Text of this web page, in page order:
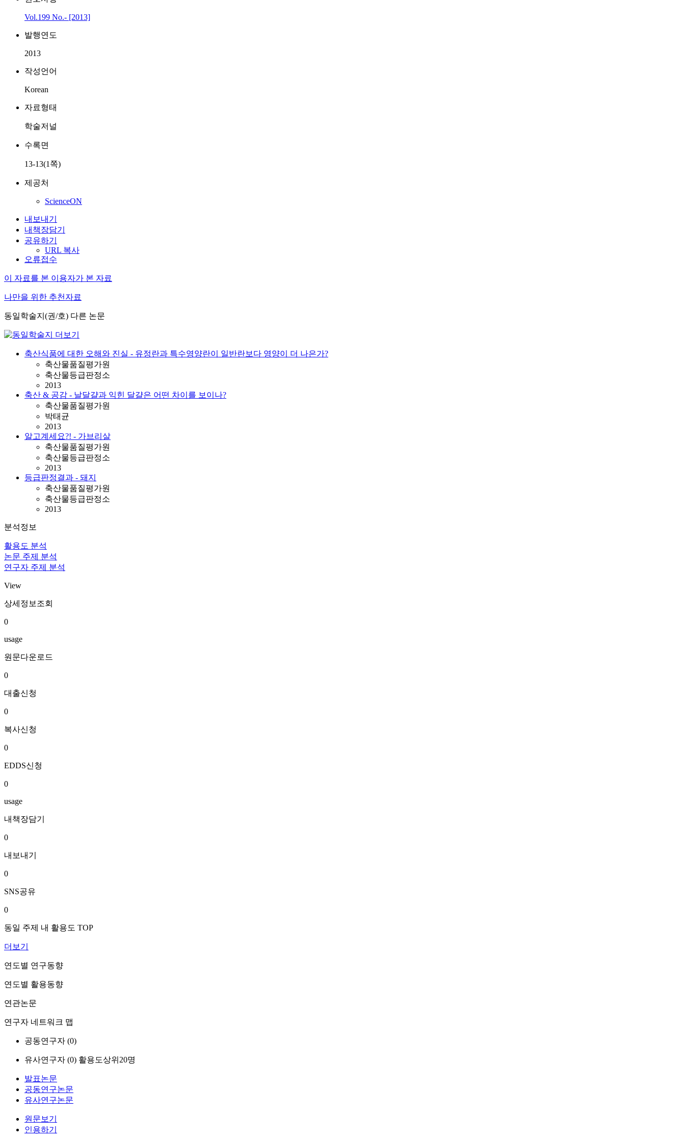
Vol.199 No.- [2013]
발행연도
2013
작성언어
Korean
자료형태
학술저널
수록면
13-13(1쪽)
제공처
ScienceON
내보내기
내책장담기
공유하기
URL 복사
오류접수
이 자료를 본 이용자가 본 자료
나만을 위한 추천자료
동일학술지(권/호) 다른 논문
축산식품에 대한 오해와 진실 - 유정란과 특수영양란이 일반란보다 영양이 더 나은가?
축산물품질평가원
축산물등급판정소
2013
축산 & 공감 - 날달걀과 익힌 달걀은 어떤 차이를 보이나?
축산물품질평가원
박태균
2013
알고계세요?! - 가브리살
축산물품질평가원
축산물등급판정소
2013
등급판정결과 - 돼지
축산물품질평가원
축산물등급판정소
2013
분석정보
활용도 분석
논문 주제 분석
연구자 주제 분석
View
상세정보조회
0
usage
원문다운로드
0
대출신청
0
복사신청
0
EDDS신청
0
usage
내책장담기
0
내보내기
0
SNS공유
0
동일 주제 내 활용도 TOP
더보기
연도별 연구동향
연도별 활용동향
연관논문
연구자 네트워크 맵
공동연구자 (0)
유사연구자 (0) 활용도상위20명
발표논문
공동연구논문
유사연구논문
원문보기
인용하기